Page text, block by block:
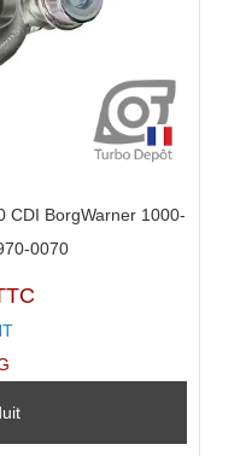
CDI BorgWarner 1000-
0070